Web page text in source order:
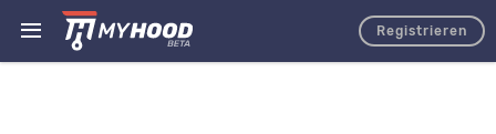
Registrieren